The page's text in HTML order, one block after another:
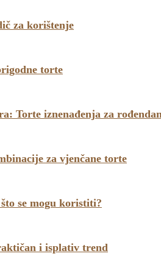
za korištenje
torte
Torte iznenađenja za
za vjenčane torte
se mogu koristiti?
i isplativ trend